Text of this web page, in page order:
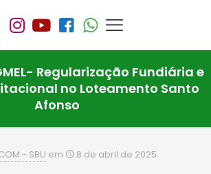
Regularização Fundiária e
no Loteamento Santo
Afonso
- SBU em 8 de abril de 2025